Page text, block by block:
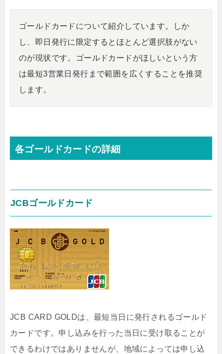
ゴールドカードについて紹介しています。しか
し、即日発行に限定するとほとんど選択肢がない
のが現状です。ゴールドカードがほしいという方
は最短3営業日発行まで範囲を広くすることを推奨
します。
各ゴールドカードの詳細
JCBゴールドカード
JCB CARD GOLDは、最短当日に発行されるゴールド
カードです。申し込みを行った当日に受け取ることが
できるわけではありませんが、地域によっては申し込